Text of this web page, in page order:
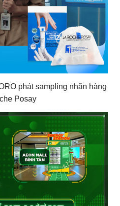
phát sampling nhãn hàng
Posay